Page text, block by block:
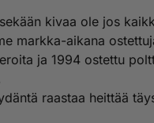
kivaa ole jos
markka-aikana
ja 1994 ostettu
raastaa heittää